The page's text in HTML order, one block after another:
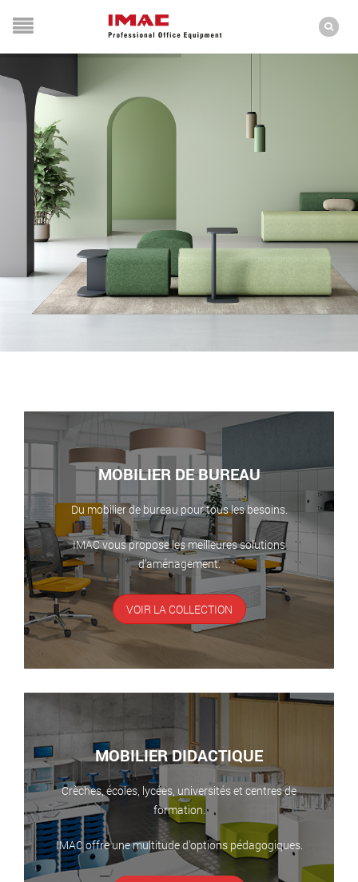
MOBILIER DE BUREAU
Du mobilier de bureau pour tous les besoins.
IMAC vous propose les meilleures solutions
d’aménagement.
VOIR LA COLLECTION
MOBILIER DIDACTIQUE
Crèches, écoles, lycées, universités et centres de
formation.
IMAC offre une multitude d’options pédagogiques.